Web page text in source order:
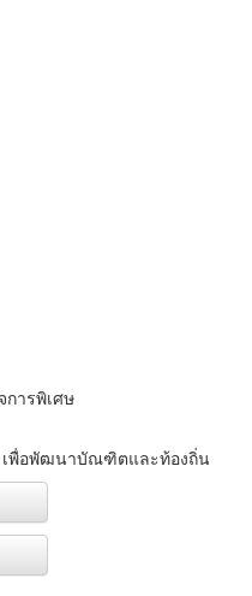
การพิเศษ
เพื่อพัฒนาบัณฑิตและท้องถิ่น